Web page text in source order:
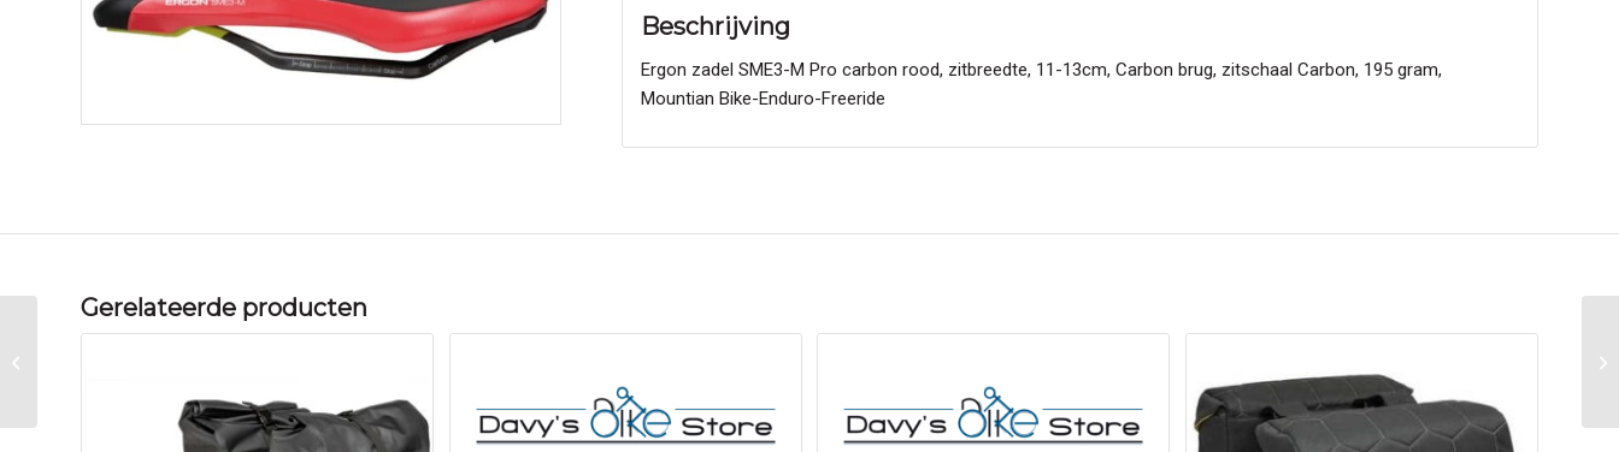
Beschrijving
Ergon zadel SME3-M Pro carbon rood, zitbreedte, 11-13cm, Carbon brug, zitschaal Carbon, 195 gram,
Mountian Bike-Enduro-Freeride
Gerelateerde producten